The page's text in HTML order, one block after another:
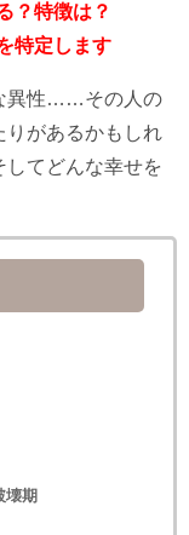
？特徴は？
特定します
異性……その人の
があるかもしれ
してどんな幸せを
壊期